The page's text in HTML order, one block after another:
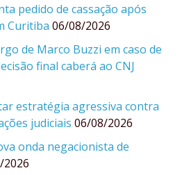
pedido de cassação após
Curitiba 06/08/2026
de Marco Buzzi em caso de
final caberá ao CNJ
estratégia agressiva contra
judiciais 06/08/2026
onda negacionista de